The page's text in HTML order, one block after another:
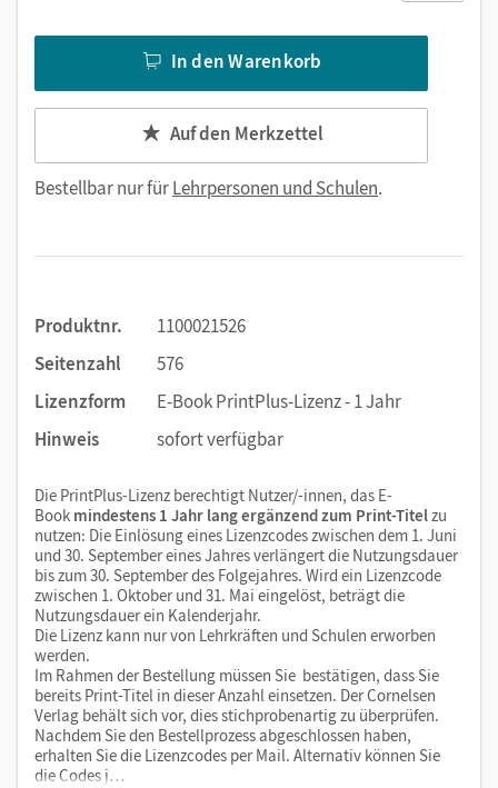
In den Warenkorb
Auf den Merkzettel
Bestellbar nur fürLehrpersonen und Schulen.
Produktnr.
1100021526
Seitenzahl
576
Lizenzform
E-Book PrintPlus-Lizenz - 1 Jahr
Hinweis
sofort verfügbar
Die PrintPlus-Lizenz berechtigt Nutzer/-innen, das E-
Book mindestens 1 Jahr lang ergänzend zum Print-Titelzu
nutzen: Die Einlösung eines Lizenzcodes zwischen dem 1. Juni
und 30. September eines Jahres verlängert die Nutzungsdauer
bis zum 30. September des Folgejahres. Wird ein Lizenzcode
zwischen 1. Oktober und 31. Mai eingelöst, beträgt die
Nutzungsdauer ein Kalenderjahr.
Die Lizenz kann nur von Lehrkräften und Schulen erworben
werden.
Im Rahmen der Bestellung müssen Sie bestätigen, dass Sie
bereits Print-Titel in dieser Anzahl einsetzen. Der Cornelsen
Verlag behält sich vor, dies stichprobenartig zu überprüfen.
Nachdem Sie den Bestellprozess abgeschlossen haben,
erhalten Sie die Lizenzcodes per Mail. Alternativ können Sie
die Codes j…